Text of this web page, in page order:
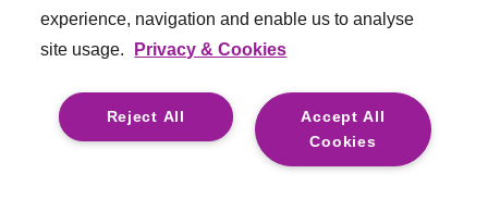
reservados.
Términos y condiciones| Configuracion De Cookies
Politica Calidad
Esclavitud moderna| Legal
For media opportunities please contact
experience, navigation and enable us to analyse
site usage.
Privacy & Cookies
Accept All
Cookies
Reject All